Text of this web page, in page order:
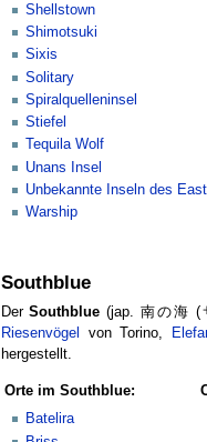
Shellstown
Shimotsuki
Sixis
Solitary
Spiralquelleninsel
Stiefel
Tequila Wolf
Unans Insel
Unbekannte Inseln des
Warship
Southblue
DerSouthblue (jap. 南の海 (
Riesenvögel
von Torino,
hergestellt.
Orte im Southblue:
Batelira